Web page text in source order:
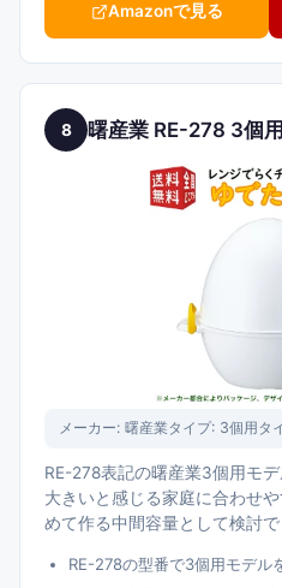
Amazonで見る
8 曙産業 RE-278 3個
メーカー: 曙産業タイプ: 3個用タ
RE-278表記の曙産業3個用モ
大きいと感じる家庭に合わせ
めて作る中間容量として検討で
RE-278の型番で3個用モデル